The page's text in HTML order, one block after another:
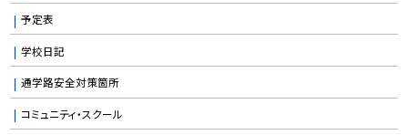
予定表
学校日記
通学路安全対策箇所
コミュニティ・スクール